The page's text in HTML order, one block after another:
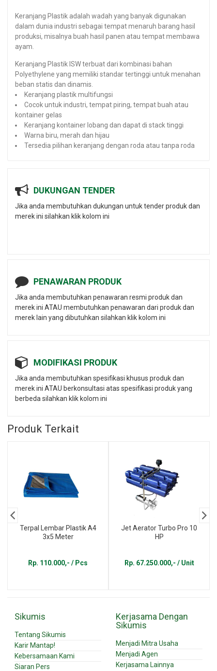
Keranjang Plastik adalah wadah yang banyak digunakan
dalam dunia industri sebagai tempat menaruh barang hasil
produksi, misalnya buah hasil panen atau tempat membawa
ayam.
Keranjang Plastik ISW terbuat dari kombinasi bahan
Polyethylene yang memiliki standar tertinggi untuk menahan
beban statis dan dinamis.
Keranjang plastik multifungsi
Cocok untuk industri, tempat piring, tempat buah atau
kontainer gelas
Keranjang kontainer lobang dan dapat di stack tinggi
Warna biru, merah dan hijau
Tersedia pilihan keranjang dengan roda atau tanpa roda
DUKUNGAN TENDER
Jika anda membutuhkan dukungan untuk tender produk dan
merek ini silahkan klik kolom ini
PENAWARAN PRODUK
Jika anda membutuhkan penawaran resmi produk dan
merek ini ATAU membutuhkan penawaran dari produk dan
merek lain yang dibutuhkan silahkan klik kolom ini
MODIFIKASI PRODUK
Jika anda membutuhkan spesifikasi khusus produk dan
merek ini ATAU berkonsultasi atas spesifikasi produk yang
berbeda silahkan klik kolom ini
Produk Terkait
Terpal Lembar Plastik A4
3x5 Meter
Rp. 110.000,- / Pcs
Jet Aerator Turbo Pro 10
HP
Rp. 67.250.000,- / Unit
Sikumis
Tentang Sikumis
Karir Mantap!
Kebersamaan Kami
Siaran Pers
Kerjasama Dengan
Sikumis
Menjadi Mitra Usaha
Menjadi Agen
Kerjasama Lainnya